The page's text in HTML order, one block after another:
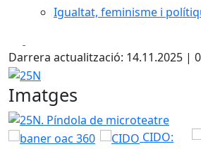
Igualtat, feminisme i
Darrera actualització: 14.11.2025 |
25N
Imatges
25N. Píndola de microteatre "Què
CIDO: